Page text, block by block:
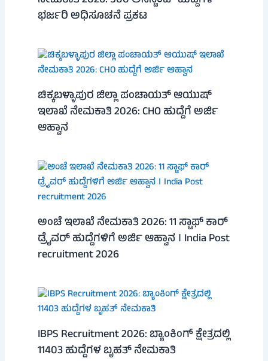
ಭರ್ಜರಿ ಅಧಿಸೂಚನೆ ಪ್ರಕಟ
ಚಿಕ್ಕಬಳ್ಳಾಪುರ ಜಿಲ್ಲಾ ಪಂಚಾಯತ್ ಆಯುಷ್
ಇಲಾಖೆ ನೇಮಕಾತಿ 2026: CHO ಹುದ್ದೆಗೆ ಅರ್ಜಿ
ಆಹ್ವಾನ
ಅಂಚೆ ಇಲಾಖೆ ನೇಮಕಾತಿ 2026: 11 ಸ್ಟಾಫ್ ಕಾರ್
ಡ್ರೈವರ್ ಹುದ್ದೆಗಳಿಗೆ ಅರ್ಜಿ ಆಹ್ವಾನ । India Post
recruitment 2026
IBPS Recruitment 2026: ಬ್ಯಾಂಕಿಂಗ್ ಕ್ಷೇತ್ರದಲ್ಲಿ
11403 ಹುದ್ದೆಗಳ ಬೃಹತ್ ನೇಮಕಾತಿ